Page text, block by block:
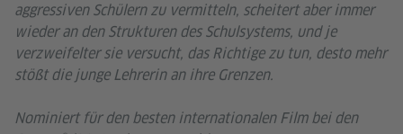
aggressiven Schülern zu vermitteln, scheitert aber immer
wieder an den Strukturen des Schulsystems, und je
verzweifelter sie versucht, das Richtige zu tun, desto mehr
stößt die junge Lehrerin an ihre Grenzen.
Nominiert für den besten internationalen Film bei den